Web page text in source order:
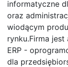
informatyczne
oraz
wiodącym
rynku.Firma
ERP -
dla